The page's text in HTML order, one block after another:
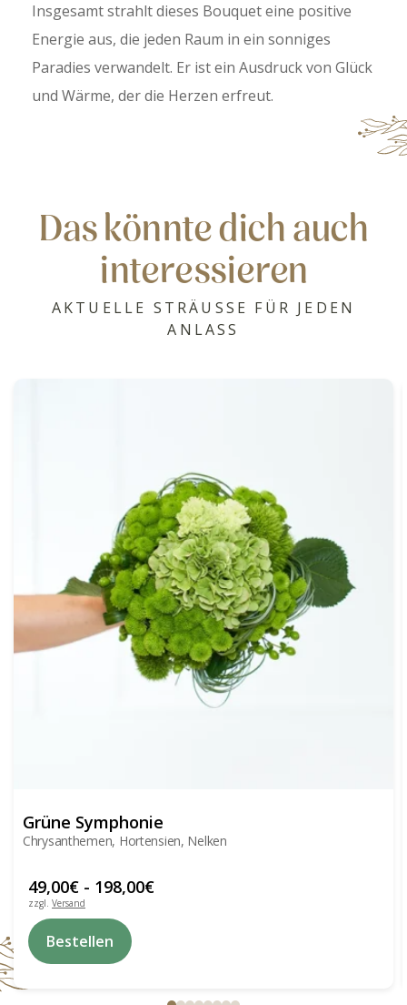
Insgesamt strahlt dieses Bouquet eine positive
Energie aus, die jeden Raum in ein sonniges
Paradies verwandelt. Er ist ein Ausdruck von Glück
und Wärme, der die Herzen erfreut.
Das könnte dich auch
interessieren
AKTUELLE STRÄUSSE FÜR JEDEN
ANLASS
Grüne Symphonie
Chrysanthemen, Hortensien, Nelken
49,00€ - 198,00€
zzgl. Versand
Bestellen
Produkt